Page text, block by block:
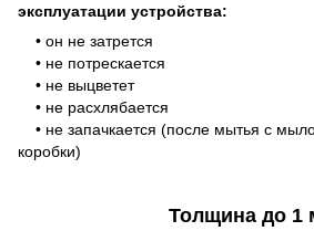
эксплуатации устройства:
• он не затрется
• не потрескается
• не выцветет
• не расхлябается
• не запачкается (после мытья с
коробки)
Толщина до 1